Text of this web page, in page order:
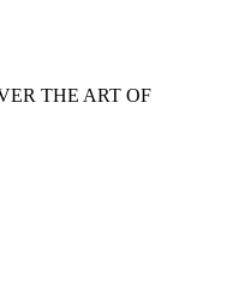
THE ART OF